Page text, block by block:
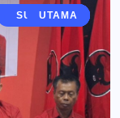
BERITA
JAWA TIMUR
POLITIK
SURABAYA
UTAMA